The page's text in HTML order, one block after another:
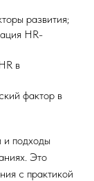
развития;
HR-
в
фактор в
и подходы
Это
с практикой